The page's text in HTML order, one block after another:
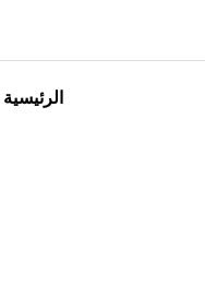
الرئيسية